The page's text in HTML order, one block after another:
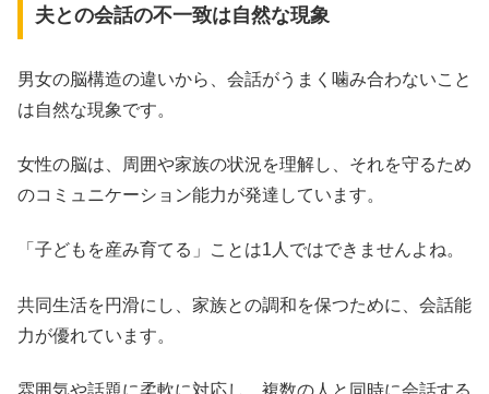
夫との会話の不一致は自然な現象
男女の脳構造の違いから、会話がうまく噛み合わないこと
は自然な現象です。
女性の脳は、周囲や家族の状況を理解し、それを守るため
のコミュニケーション能力が発達しています。
「子どもを産み育てる」ことは1人ではできませんよね。
共同生活を円滑にし、家族との調和を保つために、会話能
力が優れています。